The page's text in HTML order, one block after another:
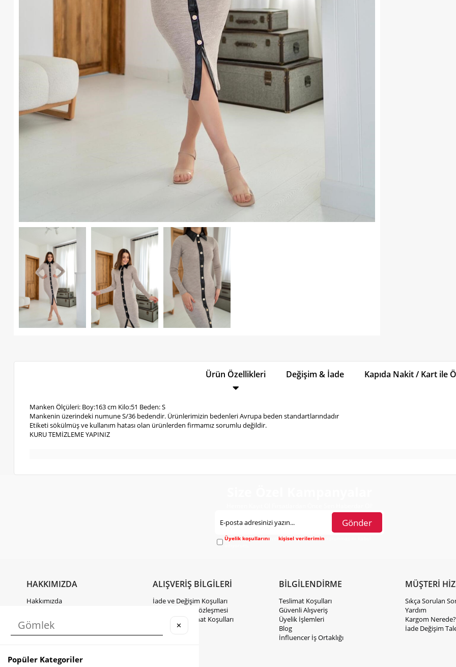
Ürün Özellikleri Değişim & İade Kapıda Nakit / Kart ile
Manken Ölçüleri: Boy:163 cm Kilo:51 Beden: S
Mankenin üzerindeki numune S/36 bedendir. Ürünlerimizin bedenleri Avrupa beden standartlarındadır
Etiketi sökülmüş ve kullanım hatası olan ürünlerden firmamız sorumlu değildir.
KURU TEMİZLEME YAPINIZ
Gönder
Üyelik koşullarını vekişisel verilerimin
HAKKIMIZDA
Hakkımızda
KVKK Hakkında Bilgilendirme
İletişim
Instagram
ALIŞVERİŞ BİLGİLERİ
İade ve Değişim Koşulları
Mesafeli Satış Sözleşmesi
Kargo ve Teslimat Koşulları
BİLGİLENDİRME
Teslimat Koşulları
Güvenli Alışveriş
Üyelik İşlemleri
Blog
İnfluencer İş Ortaklığı
MÜŞTERİ
Sıkça Sorulan
Yardım
Kargom Nerede?
İade Değişim
✕
Popüler Kategoriler